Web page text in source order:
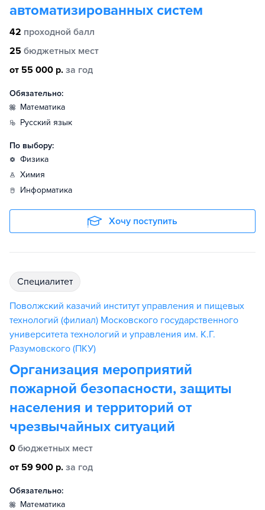
автоматизированных систем
42 проходной балл
25 бюджетных мест
от 55 000 р. за год
Обязательно:
математика
русский язык
По выбору:
физика
химия
информатика
Хочу поступить
специалитет
Поволжский казачий институт управления и пищевых
технологий (филиал) Московского государственного
университета технологий и управления им. К.Г.
Разумовского (ПКУ)
Организация мероприятий
пожарной безопасности, защиты
населения и территорий от
чрезвычайных ситуаций
0 бюджетных мест
от 59 900 р. за год
Обязательно:
математика